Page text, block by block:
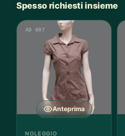
Spesso richiesti insieme
Anteprima
AD 007
NOLEGGIO